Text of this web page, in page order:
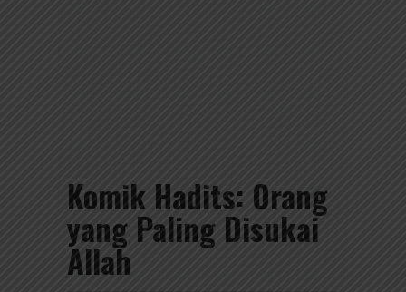
Komik Hadits: Orang
yang Paling Disukai
Allah